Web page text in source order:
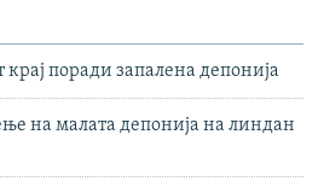
поради запалена депонија
на малата депонија на линдан